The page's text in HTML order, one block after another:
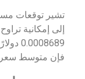
إلى إمكانية
فإن متوسط سعر التداول يبلغ